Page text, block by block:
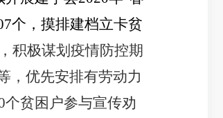
个，摸排建档立卡贫
积极谋划疫情防控期
，优先安排有劳动力
贫困户参与宣传劝